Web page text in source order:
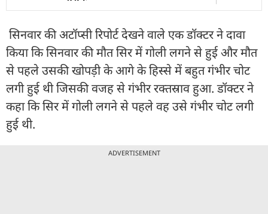
सिनवार की अटॉप्सी रिपोर्ट देखने वाले एक डॉक्टर ने दावा
किया कि सिनवार की मौत सिर में गोली लगने से हुई और मौत
से पहले उसकी खोपड़ी के आगे के हिस्से में बहुत गंभीर चोट
लगी हुई थी जिसकी वजह से गंभीर रक्तस्राव हुआ. डॉक्टर ने
कहा कि सिर में गोली लगने से पहले वह उसे गंभीर चोट लगी
हुई थी.
ADVERTISEMENT